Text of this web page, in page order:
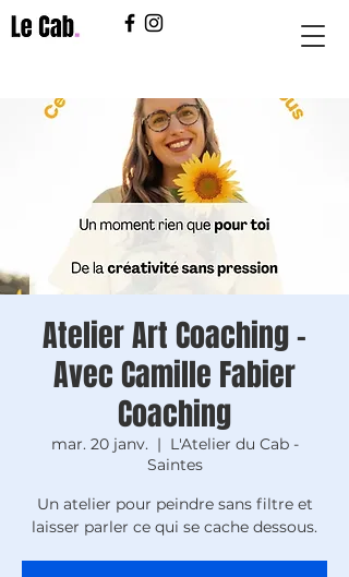
Atelier Art Coaching –
Avec Camille Fabier
Coaching
mar. 20 janv.
  |
L'Atelier du Cab -
Saintes
Un atelier pour peindre sans filtre et
laisser parler ce qui se cache dessous.